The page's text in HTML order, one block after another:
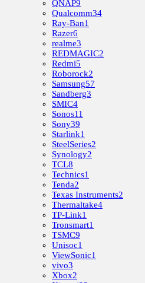
QNAP9
Qualcomm34
Ray-Ban1
Razer6
realme3
REDMAGIC2
Redmi5
Roborock2
Samsung57
Sandberg3
SMIC4
Sonos11
Sony39
Starlink1
SteelSeries2
Synology2
TCL8
Technics1
Tenda2
Texas Instruments2
Thermaltake4
TP-Link1
Tronsmart1
TSMC9
Unisoc1
ViewSonic1
vivo3
Xbox2